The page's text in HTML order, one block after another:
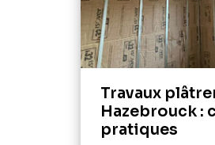
Travaux
Hazebrouck :
pratiques